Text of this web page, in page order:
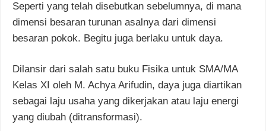
Seperti yang telah disebutkan sebelumnya, di mana
dimensi besaran turunan asalnya dari dimensi
besaran pokok. Begitu juga berlaku untuk daya.
Dilansir dari salah satu buku Fisika untuk SMA/MA
Kelas XI oleh M. Achya Arifudin, daya juga diartikan
sebagai laju usaha yang dikerjakan atau laju energi
yang diubah (ditransformasi).